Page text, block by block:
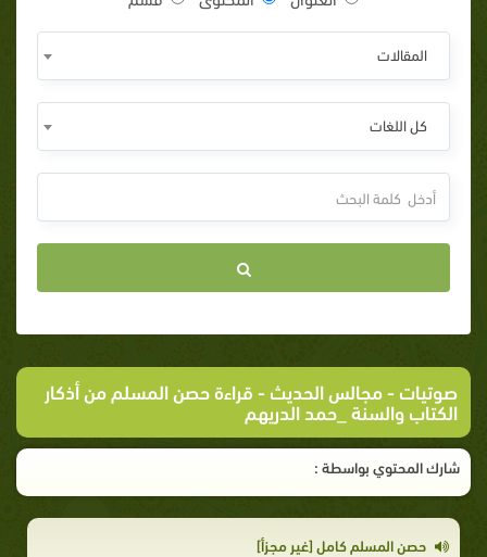
المقالات
كل اللغات
صوتيات -مجالس الحديث - قراءة حصن المسلم من أذكار
الكتاب والسنة _حمد الدريهم
شارك المحتوي بواسطة :
حصن المسلم كامل [غير مجزأ]